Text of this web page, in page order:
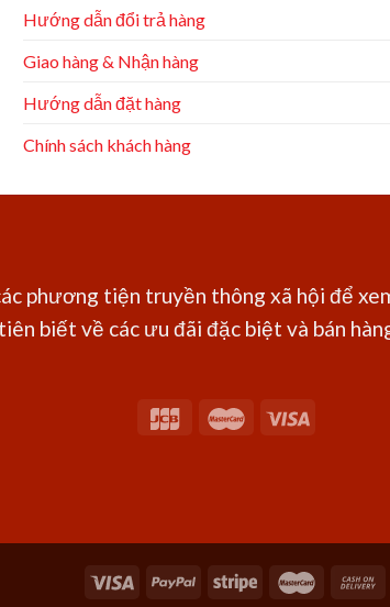
Hướng dẫn đổi trả hàng
Giao hàng & Nhận hàng
Hướng dẫn đặt hàng
Chính sách khách hàng
phương tiện truyền thông xã hội để
biết về các ưu đãi đặc biệt và bán